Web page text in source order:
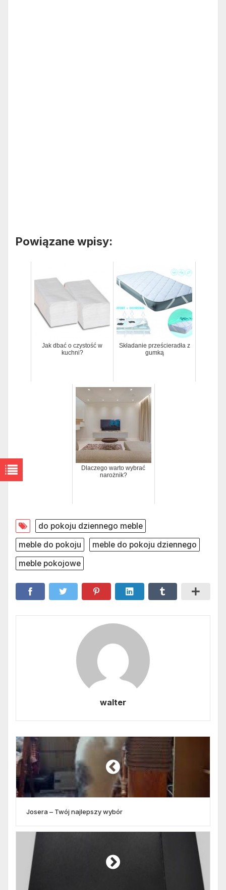
Powiązane wpisy:
Jak dbać o czystość w
kuchni?
Składanie prześcieradła z
gumką
Dlaczego warto wybrać
narożnik?
do pokoju dziennego meble
meble do pokoju
meble do pokoju dziennego
meble pokojowe
walter
Josera – Twój najlepszy wybór